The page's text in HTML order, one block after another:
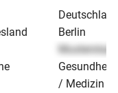
Berlin
Musterstadt
/ Medizin /